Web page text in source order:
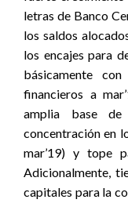
letras de Banco
los saldos
los encajes para
básicamente
financieros a
amplia base de
concentración en
mar’19) y tope
Adicionalmente,
capitales para la